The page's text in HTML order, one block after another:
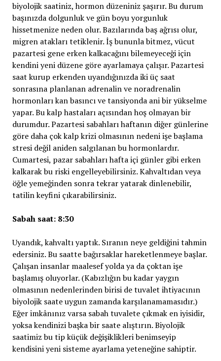
biyolojik saatiniz, hormon düzeniniz şaşırır. Bu durum
başınızda dolgunluk ve gün boyu yorgunluk
hissetmenize neden olur. Bazılarında baş ağrısı olur,
migren atakları tetiklenir. İş bununla bitmez, vücut
pazartesi gene erken kalkacağını bilemeyeceği için
kendini yeni düzene göre ayarlamaya çalışır. Pazartesi
saat kurup erkenden uyandığınızda iki üç saat
sonrasına planlanan adrenalin ve noradrenalin
hormonları kan basıncı ve tansiyonda ani bir yükselme
yapar. Bu kalp hastaları açısından hoş olmayan bir
durumdur. Pazartesi sabahları haftanın diğer günlerine
göre daha çok kalp krizi olmasının nedeni işe başlama
stresi değil aniden salgılanan bu hormonlardır.
Cumartesi, pazar sabahları hafta içi günler gibi erken
kalkarak bu riski engelleyebilirsiniz. Kahvaltıdan veya
öğle yemeğinden sonra tekrar yatarak dinlenebilir,
tatilin keyfini çıkarabilirsiniz.
Sabah saat: 8:30
Uyandık, kahvaltı yaptık. Sıranın neye geldiğini tahmin
edersiniz. Bu saatte bağırsaklar hareketlenmeye başlar.
Çalışan insanlar maalesef yolda ya da çoktan işe
başlamış oluyorlar. (Kabızlığın bu kadar yaygın
olmasının nedenlerinden birisi de tuvalet ihtiyacının
biyolojik saate uygun zamanda karşılanamamasıdır.)
Eğer imkânınız varsa sabah tuvalete çıkmak en iyisidir,
yoksa kendinizi başka bir saate alıştırın. Biyolojik
saatimiz bu tip küçük değişiklikleri benimseyip
kendisini yeni sisteme ayarlama yeteneğine sahiptir.